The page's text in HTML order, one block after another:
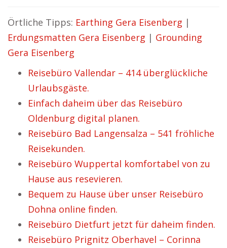
Örtliche Tipps: Earthing Gera Eisenberg |
Erdungsmatten Gera Eisenberg | Grounding
Gera Eisenberg
Reisebüro Vallendar – 414 überglückliche
Urlaubsgäste.
Einfach daheim über das Reisebüro
Oldenburg digital planen.
Reisebüro Bad Langensalza – 541 fröhliche
Reisekunden.
Reisebüro Wuppertal komfortabel von zu
Hause aus resevieren.
Bequem zu Hause über unser Reisebüro
Dohna online finden.
Reisebüro Dietfurt jetzt für daheim finden.
Reisebüro Prignitz Oberhavel – Corinna